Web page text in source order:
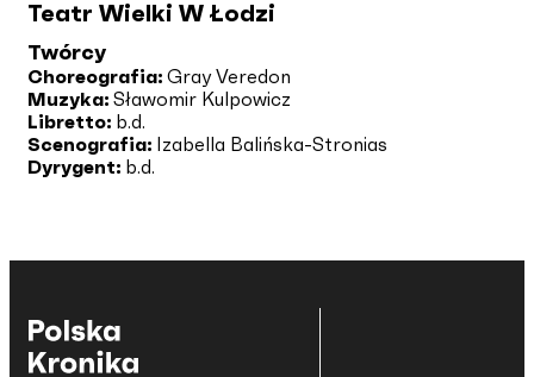
Teatr Wielki W Łodzi
Twórcy
Choreografia: Gray Veredon
Muzyka: Sławomir Kulpowicz
Libretto: b.d.
Scenografia:
Izabella Balińska-Stronias
Dyrygent: b.d.